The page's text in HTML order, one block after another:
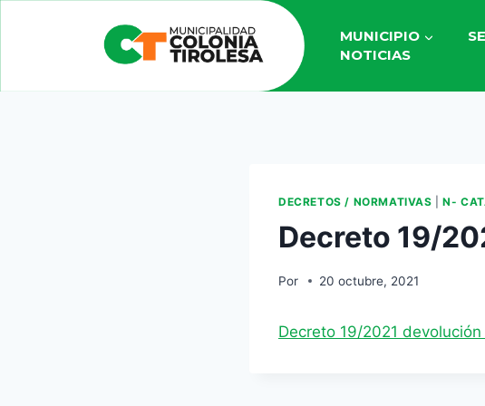
MUNICIPIO
NOTICIAS
DECRETOS / NORMATIVAS |N-
Decreto 19/
Por 20 octubre, 2021
Decreto 19/2021